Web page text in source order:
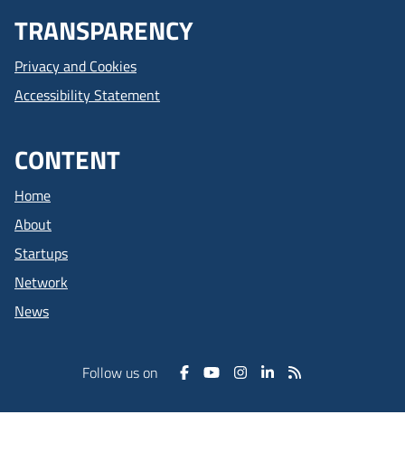
TRANSPARENCY
Privacy and Cookies
Accessibility Statement
CONTENT
Home
About
Startups
Network
News
Follow us on